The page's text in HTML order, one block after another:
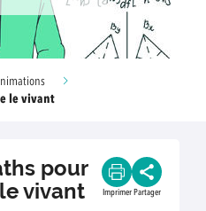
le vivant
pour
vivant
Imprimer Partager